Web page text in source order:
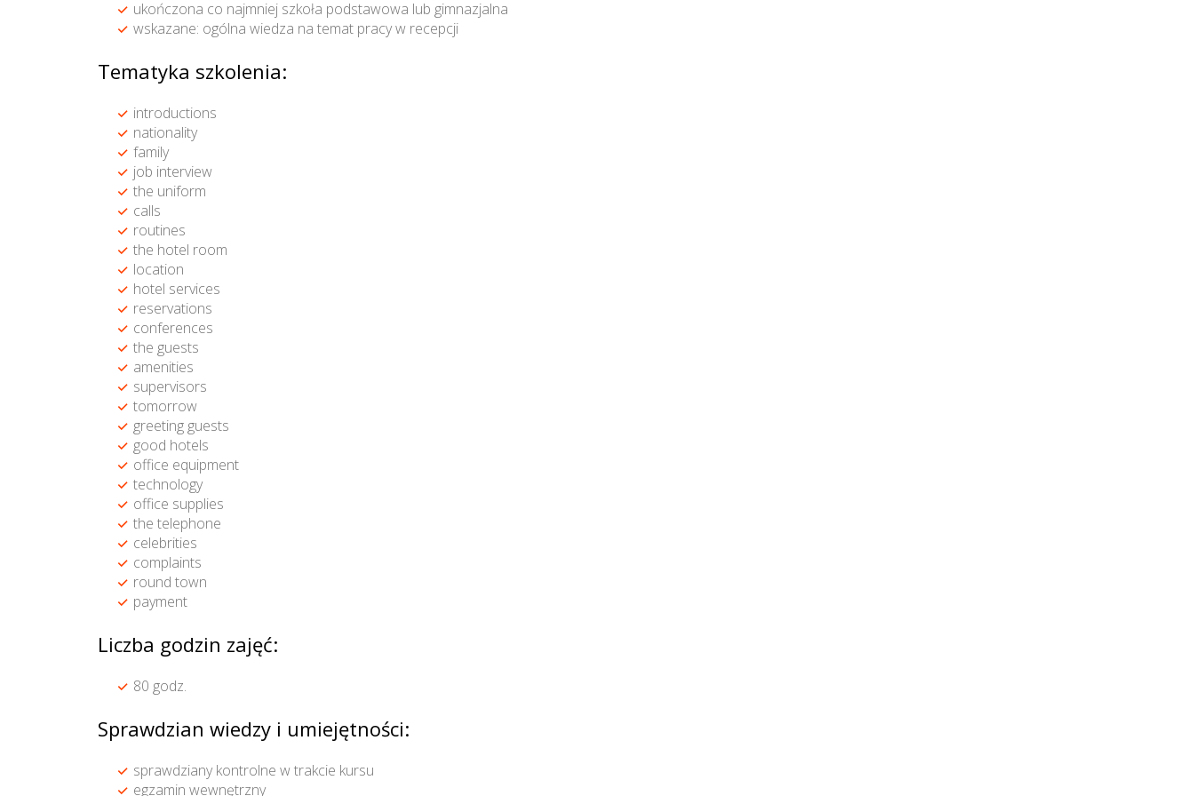
ukończona co najmniej szkoła podstawowa lub gimnazjalna
wskazane: ogólna wiedza na temat pracy w recepcji
Tematyka szkolenia:
introductions
nationality
family
job interview
the uniform
calls
routines
the hotel room
location
hotel services
reservations
conferences
the guests
amenities
supervisors
tomorrow
greeting guests
good hotels
office equipment
technology
office supplies
the telephone
celebrities
complaints
round town
payment
Liczba godzin zajęć:
80 godz.
Sprawdzian wiedzy i umiejętności:
sprawdziany kontrolne w trakcie kursu
egzamin wewnętrzny